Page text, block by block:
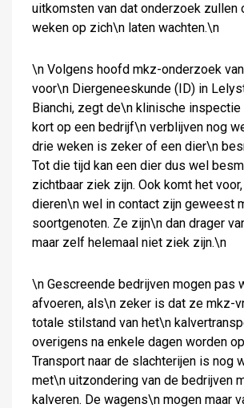
uitkomsten van dat onderzoek zullen
weken op zich\n laten wachten.\n
\n Volgens hoofd mkz-onderzoek
voor\n Diergeneeskunde (ID) in
Bianchi, zegt de\n klinische
kort op een bedrijf\n verblijven nog
drie weken is zeker of een dier\n
Tot die tijd kan een dier dus wel
zichtbaar ziek zijn. Ook komt het
dieren\n wel in contact zijn geweest
soortgenoten. Ze zijn\n dan drager
maar zelf helemaal niet ziek zijn.\n
\n Gescreende bedrijven mogen pas
afvoeren, als\n zeker is dat ze mkz-
totale stilstand van het\n
overigens na enkele dagen worden
Transport naar de slachterijen is nog
met\n uitzondering van de bedrijven
kalveren. De wagens\n mogen maar